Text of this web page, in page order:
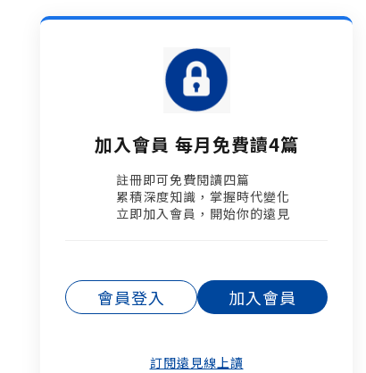
加入會員 每月免費讀4篇
註冊即可免費閱讀四篇​
累積深度知識，掌握時代變化​
立即加入會員，開始你的遠見
會員登入 加入會員
訂閱遠見線上讀